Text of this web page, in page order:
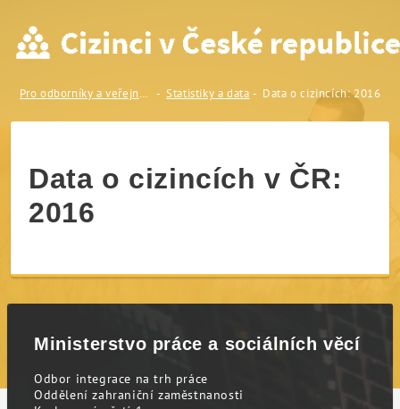
Data o cizincích: 2016
Pro odborníky a veřejnost Statistiky a data Data o cizincích: 2016
Data o cizincích v ČR:
2016
Ministerstvo práce a sociálních věcí
Odbor integrace na trh práce
Oddělení zahraniční zaměstnanosti